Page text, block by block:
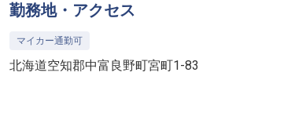
勤務地・アクセス
マイカー通勤可
北海道空知郡中富良野町宮町1-83